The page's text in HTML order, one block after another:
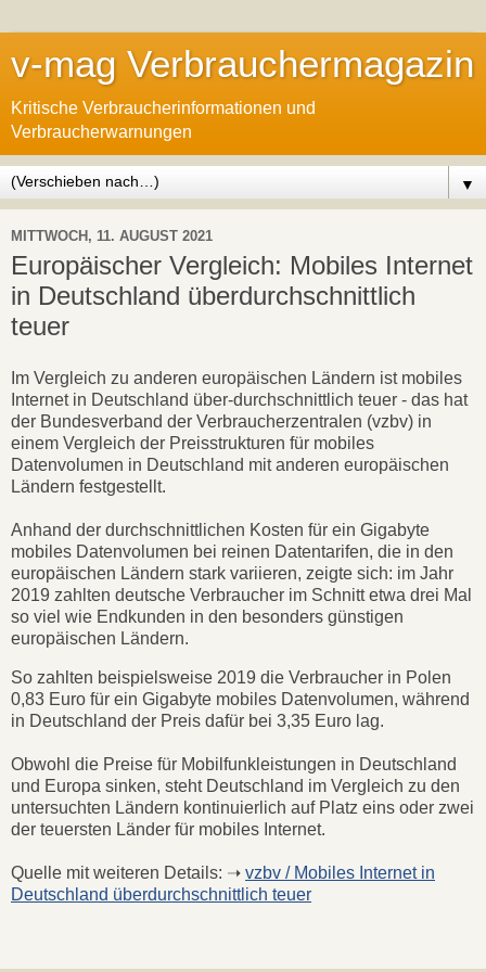
v-mag Verbrauchermagazin
Kritische Verbraucherinformationen und
Verbraucherwarnungen
▼
MITTWOCH, 11. AUGUST 2021
Europäischer Vergleich: Mobiles Internet
in Deutschland überdurchschnittlich
teuer
Im Vergleich zu anderen europäischen Ländern ist mobiles
Internet in Deutschland über-durchschnittlich teuer - das hat
der Bundesverband der Verbraucherzentralen (vzbv) in
einem Vergleich der Preisstrukturen für mobiles
Datenvolumen in Deutschland mit anderen europäischen
Ländern festgestellt.
Anhand der durchschnittlichen Kosten für ein Gigabyte
mobiles Datenvolumen bei reinen Datentarifen, die in den
europäischen Ländern stark variieren, zeigte sich: im Jahr
2019 zahlten deutsche Verbraucher im Schnitt etwa drei Mal
so viel wie Endkunden in den besonders günstigen
europäischen Ländern.
So zahlten beispielsweise 2019 die Verbraucher in Polen
0,83 Euro für ein Gigabyte mobiles Datenvolumen, während
in Deutschland der Preis dafür bei 3,35 Euro lag.
Obwohl die Preise für Mobilfunkleistungen in Deutschland
und Europa sinken, steht Deutschland im Vergleich zu den
untersuchten Ländern kontinuierlich auf Platz eins oder zwei
der teuersten Länder für mobiles Internet.
Quelle mit weiteren Details: ➝ vzbv / Mobiles Internet in
Deutschland überdurchschnittlich teuer